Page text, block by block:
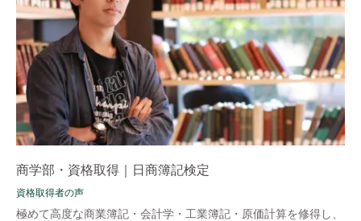
商学部・資格取得｜日商簿記検定
資格取得者の声
極めて高度な商業簿記・会計学・工業簿記・原価計算を修得し、